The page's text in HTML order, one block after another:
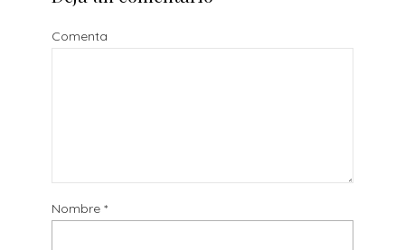
Comenta
Nombre *